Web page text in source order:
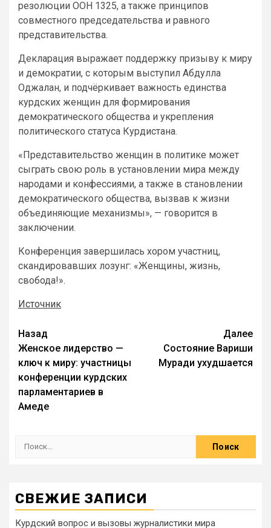
резолюции ООН 1325, а также принципов
совместного председательства и равного
представительства.
Декларация выражает поддержку призыву к миру
и демократии, с которым выступил Абдулла
Оджалан, и подчёркивает важность единства
курдских женщин для формирования
демократического общества и укрепления
политического статуса Курдистана.
«Представительство женщин в политике может
сыграть свою роль в установлении мира между
народами и конфессиями, а также в становлении
демократического общества, вызвав к жизни
объединяющие механизмы», — говорится в
заключении.
Конференция завершилась хором участниц,
скандировавших лозунг: «Женщины, жизнь,
свобода!».
Источник
Назад
Женское лидерство —
ключ к миру: участницы
конференции курдских
парламентариев в
Амеде
Далее
Состояние Вариши
Муради ухудшается
СВЕЖИЕ ЗАПИСИ
Курдский вопрос и вызовы журналистики мира